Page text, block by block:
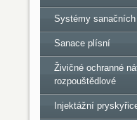
Systémy
Sanace plísní
Živičné ochranné
rozpouštědlové
Injektážní